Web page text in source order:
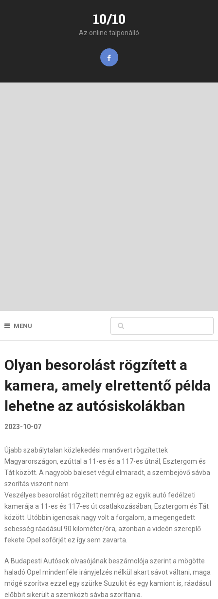
10/10
Az online talponálló
MENU
Olyan besorolást rögzített a
kamera, amely elrettentő példa
lehetne az autósiskolákban
2023-10-07
Újabb szabálytalan közlekedési manővert rögzítettek
Magyarországon, ezúttal a 11-es és a 117-es útnál, Esztergom és
Tát között. A nagyobb baleset végül elmaradt, a szembejövő sávba
szorítás viszont nem.
Veszélyes besorolást rögzített nemrég az egyik autó fedélzeti
kamerája a 11-es és 117-es út csatlakozásában, Esztergom és Tát
között. Utóbbin igencsak nagy volt a forgalom, a megengedett
sebesség ráadásul 90 kilométer/óra, azonban a videón szereplő
fekete Opel sofőrjét ez így sem zavarta.
A Budapesti Autósok olvasójának beszámolója szerint a mögötte
haladó Opel mindenféle irányjelzés nélkül akart sávot váltani, maga
mögé szorítva ezzel egy szürke Suzukit és egy kamiont is, ráadásul
előbbit sikerült a szemközti sávba szorítania.